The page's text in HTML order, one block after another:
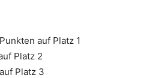
auf Platz 1
Platz 2
Platz 3